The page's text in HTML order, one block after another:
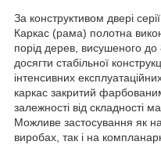
За конструктивом двері
Каркас (рама) полотна
порід дерев, висушеного
досягти стабільної
інтенсивних
каркас закритий
залежності від складності
Можливе застосування як
виробах, так і на